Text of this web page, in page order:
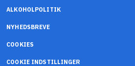
ALKOHOLPOLITIK
NYHEDSBREVE
COOKIES
COOKIE INDSTILLINGER